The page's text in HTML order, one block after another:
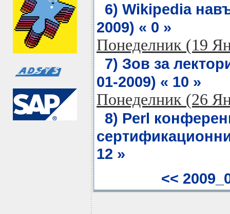
6) Wikipedia
2009) « 0 »
Понеделник (19
7) Зов за
01-2009) « 10 »
Понеделник (26
8) Perl
12 »
<<